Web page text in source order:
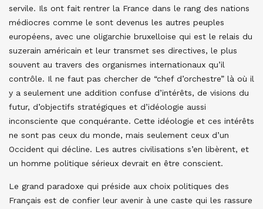
servile. Ils ont fait rentrer la France dans le rang des nations
médiocres comme le sont devenus les autres peuples
européens, avec une oligarchie bruxelloise qui est le relais du
suzerain américain et leur transmet ses directives, le plus
souvent au travers des organismes internationaux qu’il
contrôle. Il ne faut pas chercher de “chef d’orchestre” là où il
y a seulement une addition confuse d’intérêts, de visions du
futur, d’objectifs stratégiques et d’idéologie aussi
inconsciente que conquérante. Cette idéologie et ces intérêts
ne sont pas ceux du monde, mais seulement ceux d’un
Occident qui décline. Les autres civilisations s’en libèrent, et
un homme politique sérieux devrait en être conscient.
Le grand paradoxe qui préside aux choix politiques des
Français est de confier leur avenir à une caste qui les rassure